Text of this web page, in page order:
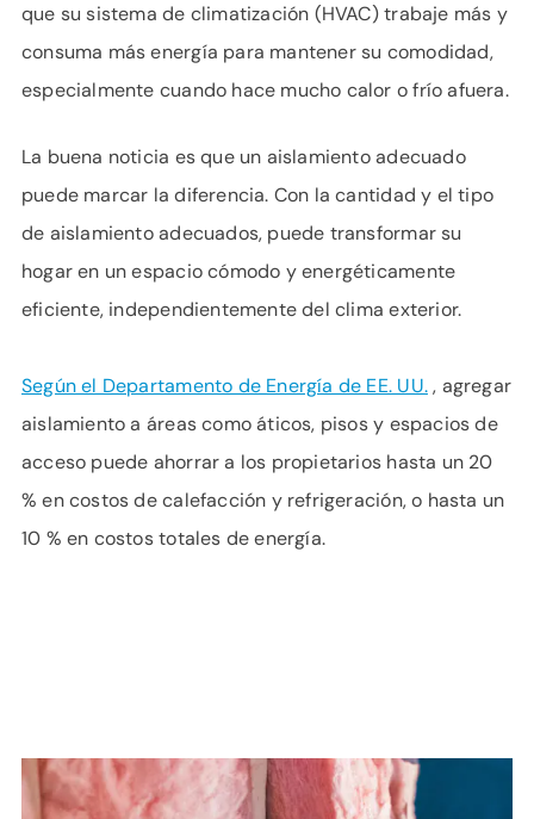
que su sistema de climatización (HVAC) trabaje más y
consuma más energía para mantener su comodidad,
especialmente cuando hace mucho calor o frío afuera.
La buena noticia es que un aislamiento adecuado
puede marcar la diferencia. Con la cantidad y el tipo
de aislamiento adecuados, puede transformar su
hogar en un espacio cómodo y energéticamente
eficiente, independientemente del clima exterior.
Según el Departamento de Energía de EE. UU., agregar
aislamiento a áreas como áticos, pisos y espacios de
acceso puede ahorrar a los propietarios hasta un 20
% en costos de calefacción y refrigeración, o hasta un
10 % en costos totales de energía.